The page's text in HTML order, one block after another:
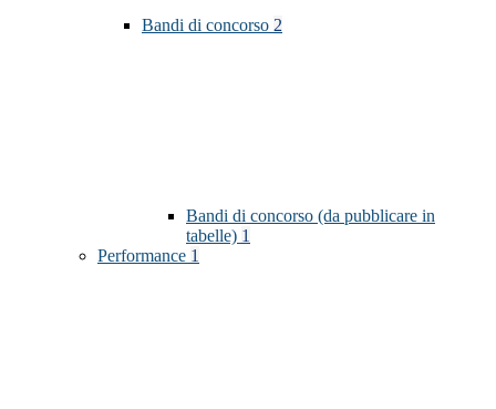
Bandi di concorso 2
Bandi di concorso (da pubblicare in
tabelle) 1
Performance 1